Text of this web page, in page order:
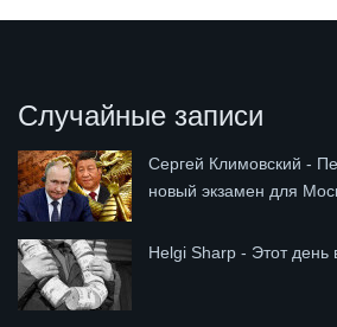
Случайные записи
Сергей Климовский -
новый экзамен для
Helgi Sharp - Этот день